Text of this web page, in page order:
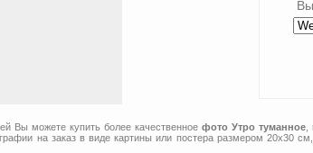
Вы можете купить более качественное фото Утро туманное
на заказ в виде картины или постера размером 20x30